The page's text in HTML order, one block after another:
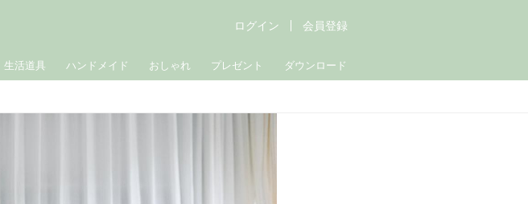
生活道具 ハンドメイド おしゃれ プレゼント ダウンロード
ログイン 会員登録